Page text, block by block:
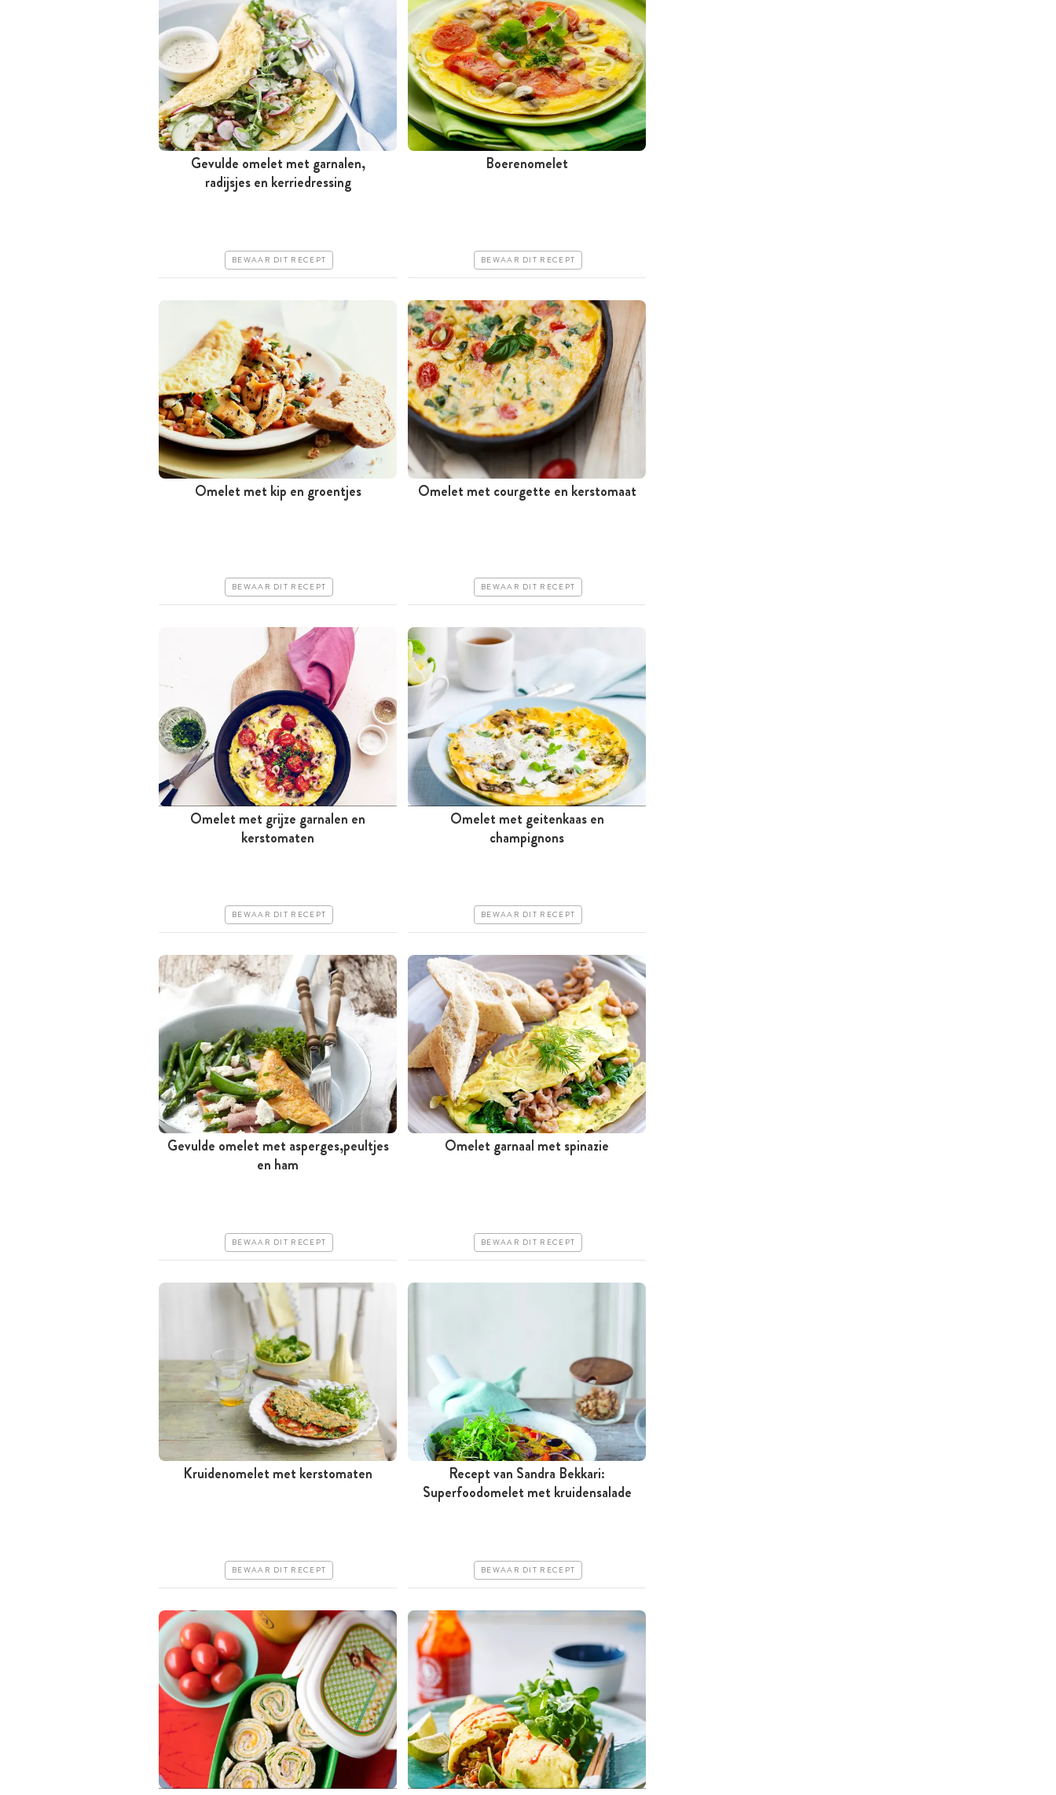
Minder dan 30 minuten
Gevulde omelet met garnalen,
radijsjes en kerriedressing
BEWAAR DIT RECEPT
Boerenomelet
BEWAAR DIT RECEPT
Omelet met kip en groentjes
BEWAAR DIT RECEPT
Omelet met courgette en kerstomaat
BEWAAR DIT RECEPT
Minder dan 30 minuten
Omelet met grijze garnalen en
kerstomaten
BEWAAR DIT RECEPT
Minder dan 30 minuten
Omelet met geitenkaas en
champignons
BEWAAR DIT RECEPT
Minder dan 30 minuten
Gevulde omelet met asperges,peultjes
en ham
BEWAAR DIT RECEPT
Omelet garnaal met spinazie
BEWAAR DIT RECEPT
Kruidenomelet met kerstomaten
BEWAAR DIT RECEPT
Minder dan 30 minuten
Recept van Sandra Bekkari:
Superfoodomelet met kruidensalade
BEWAAR DIT RECEPT